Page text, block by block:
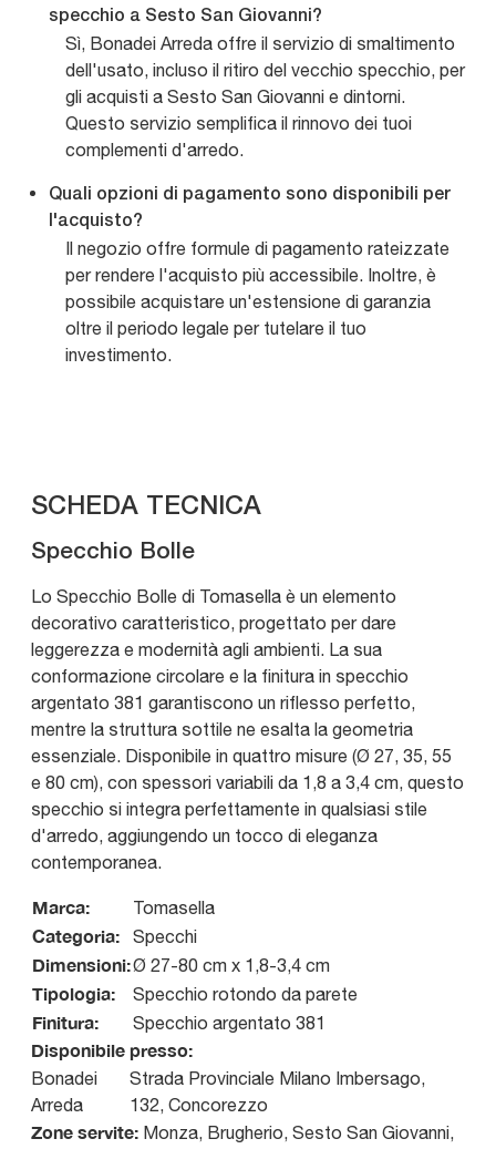
specchio a Sesto San Giovanni?
Sì, Bonadei Arreda offre il servizio di smaltimento
dell'usato, incluso il ritiro del vecchio specchio, per
gli acquisti a Sesto San Giovanni e dintorni.
Questo servizio semplifica il rinnovo dei tuoi
complementi d'arredo.
Quali opzioni di pagamento sono disponibili per
l'acquisto?
Il negozio offre formule di pagamento rateizzate
per rendere l'acquisto più accessibile. Inoltre, è
possibile acquistare un'estensione di garanzia
oltre il periodo legale per tutelare il tuo
investimento.
SCHEDA TECNICA
Specchio Bolle
Lo Specchio Bolle di Tomasella è un elemento
decorativo caratteristico, progettato per dare
leggerezza e modernità agli ambienti. La sua
conformazione circolare e la finitura in specchio
argentato 381 garantiscono un riflesso perfetto,
mentre la struttura sottile ne esalta la geometria
essenziale. Disponibile in quattro misure (Ø 27, 35, 55
e 80 cm), con spessori variabili da 1,8 a 3,4 cm, questo
specchio si integra perfettamente in qualsiasi stile
d'arredo, aggiungendo un tocco di eleganza
contemporanea.
Marca: Tomasella
Categoria: Specchi
Dimensioni:Ø 27-80 cm x 1,8-3,4 cm
Tipologia: Specchio rotondo da parete
Finitura: Specchio argentato 381
Disponibile presso:
Bonadei
Arreda
Strada Provinciale Milano Imbersago,
132, Concorezzo
Zone servite: Monza, Brugherio, Sesto San Giovanni,